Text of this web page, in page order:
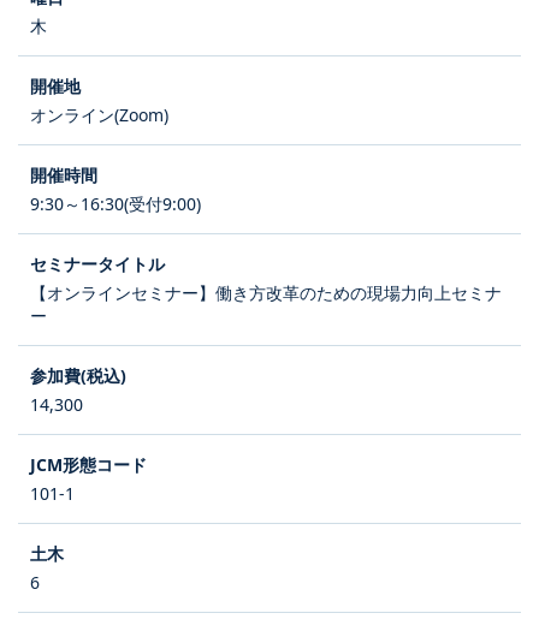
木
オンライン(Zoom)
9:30～16:30(受付9:00)
【オンラインセミナー】働き方改革のための現場力向上セミナ
ー
14,300
101-1
6